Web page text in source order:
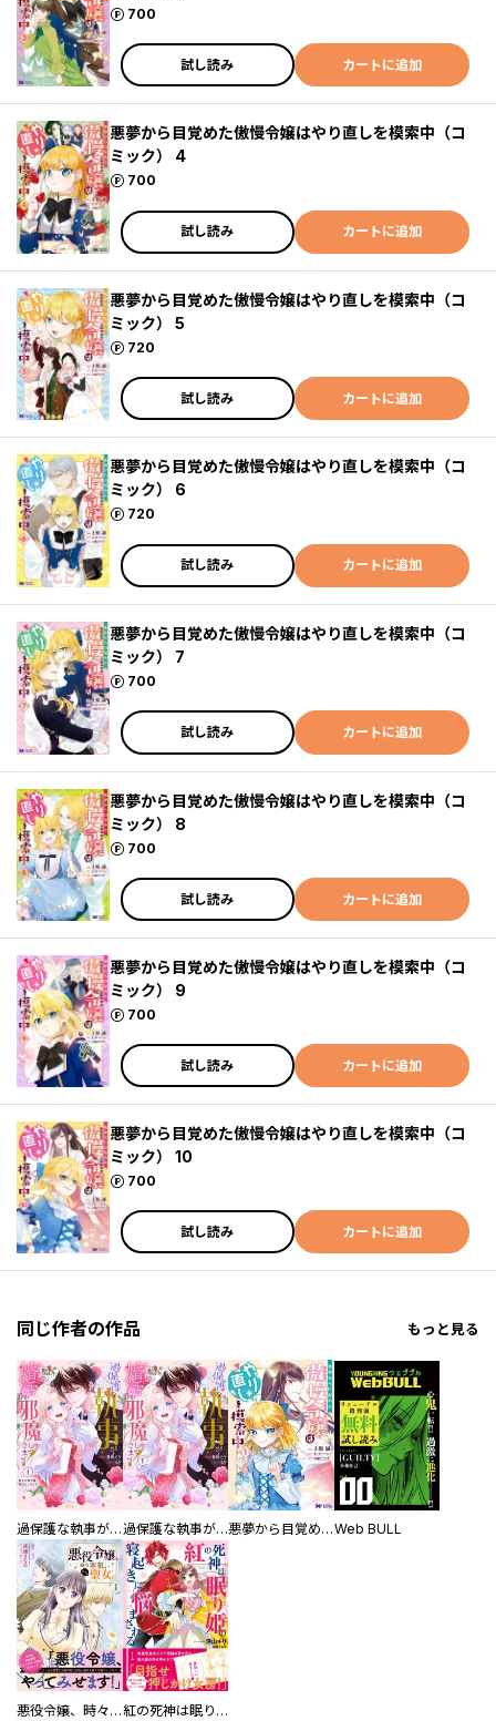
700
ポイント
試し読み カートに追加
悪夢から目覚めた傲慢令嬢はやり直しを模索中（コ
ミック） 4
700
ポイント
試し読み カートに追加
悪夢から目覚めた傲慢令嬢はやり直しを模索中（コ
ミック） 5
720
ポイント
試し読み カートに追加
悪夢から目覚めた傲慢令嬢はやり直しを模索中（コ
ミック） 6
720
ポイント
試し読み カートに追加
悪夢から目覚めた傲慢令嬢はやり直しを模索中（コ
ミック） 7
700
ポイント
試し読み カートに追加
悪夢から目覚めた傲慢令嬢はやり直しを模索中（コ
ミック） 8
700
ポイント
試し読み カートに追加
悪夢から目覚めた傲慢令嬢はやり直しを模索中（コ
ミック） 9
700
ポイント
試し読み カートに追加
悪夢から目覚めた傲慢令嬢はやり直しを模索中（コ
ミック） 10
700
ポイント
試し読み カートに追加
同じ作者の作品 もっと見る
過保護な執事が私の婚活を邪魔してきます！ 分冊版 過保護な執事が私の婚活を邪魔してきます！ 悪夢から目覚めた傲慢令嬢はやり直しを模索中（コミック） 分冊版Web BULL
悪役令嬢、時々本気、のち聖女。（コミック）【電子版特典付】 紅の死神は眠り姫の寝起きに悩まされる（コミック）